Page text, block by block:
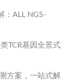
：ALL NGS-
TCR基因全景式
方案，一站式解